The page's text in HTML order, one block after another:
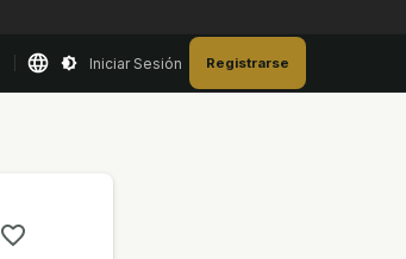
Iniciar Sesión Registrarse